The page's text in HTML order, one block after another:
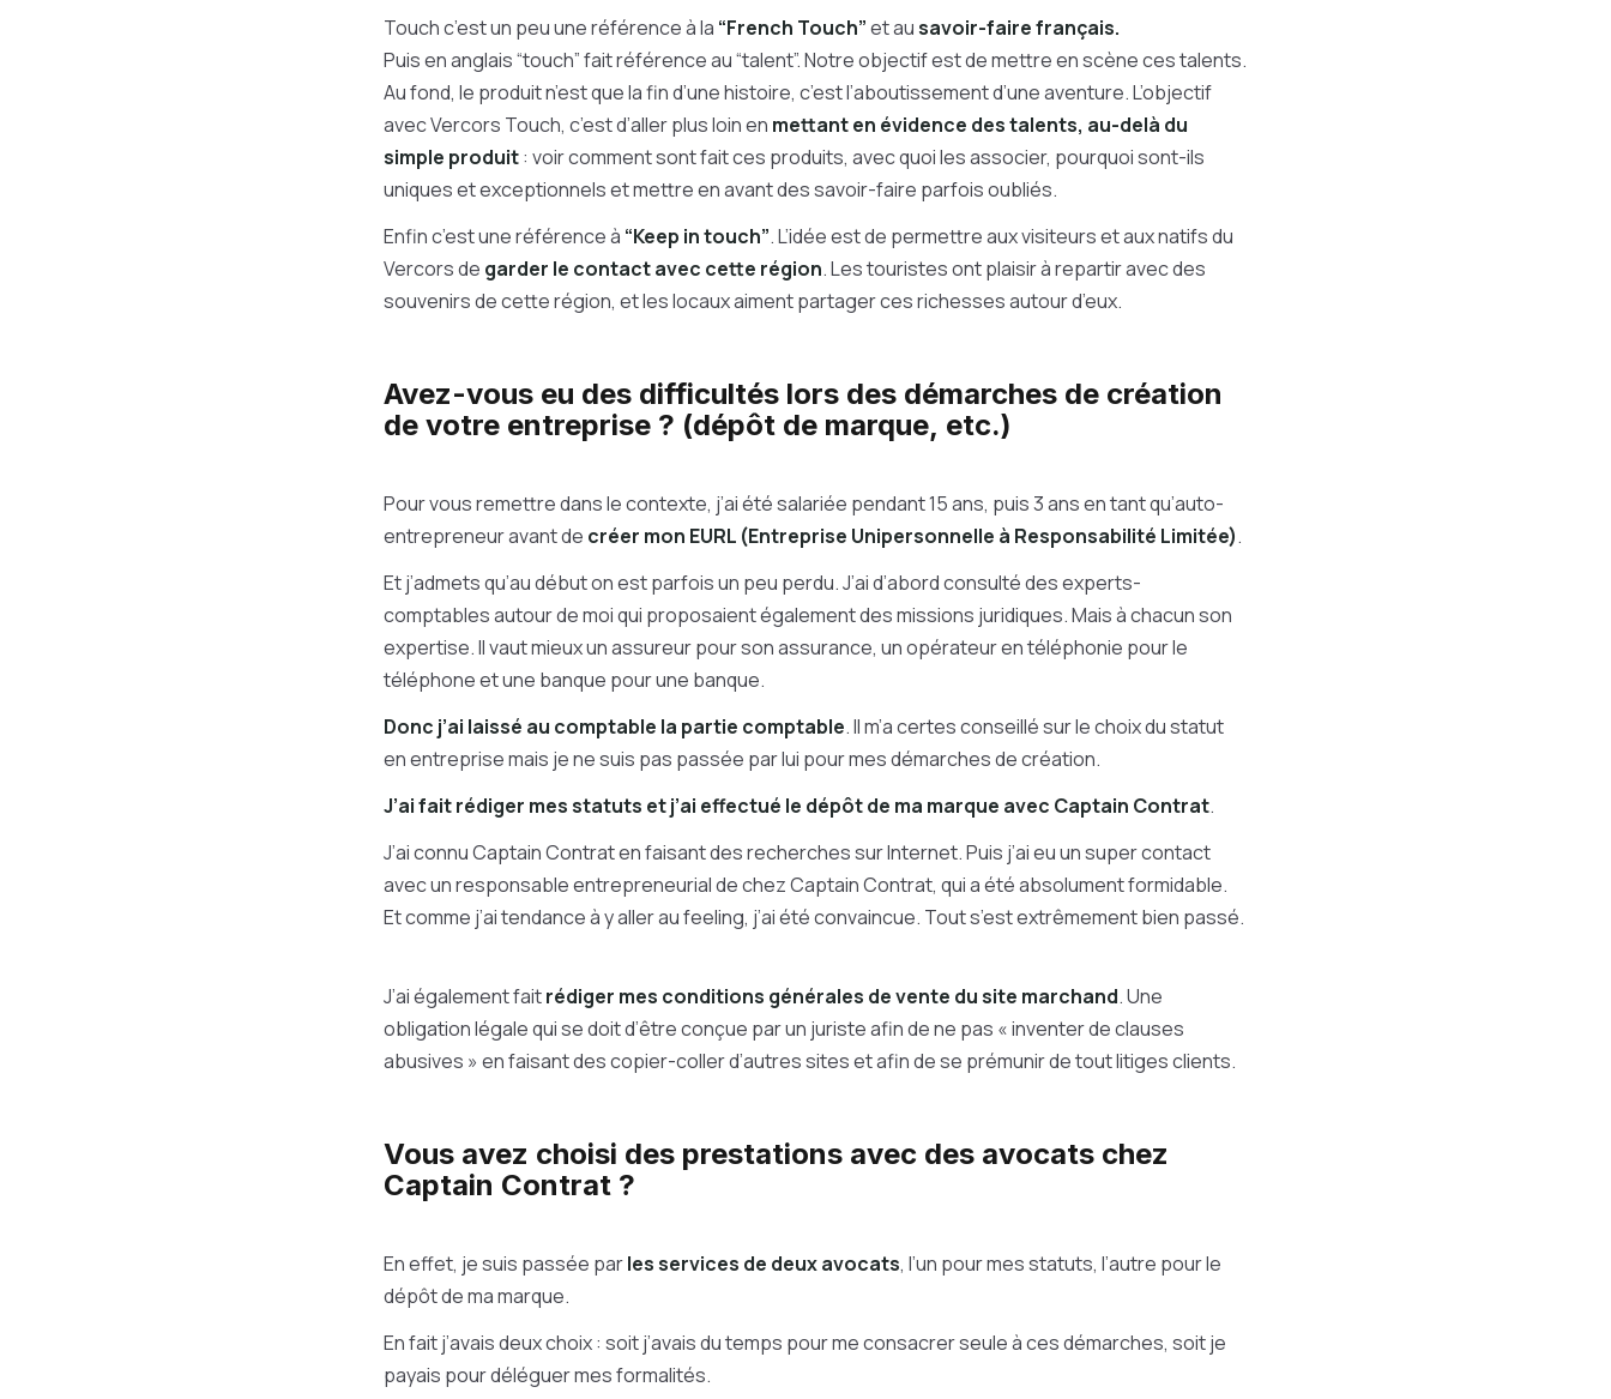
Touch c’est un peu une référence à la “French Touch”et ausavoir-faire français.
Puis en anglais “touch” fait référence au “talent”. Notre objectif est de mettre en scène ces talents.
Au fond, le produit n’est que la fin d’une histoire, c’est l’aboutissement d’une aventure. L’objectif
avec Vercors Touch, c’est d’aller plus loin en mettant en évidence des talents, au-delà du
simple produit: voir comment sont fait ces produits, avec quoi les associer, pourquoi sont-ils
uniques et exceptionnels et mettre en avant des savoir-faire parfois oubliés.
Enfin c’est une référence à “Keep in touch”. L’idée est de permettre aux visiteurs et aux natifs du
Vercors de garder le contact avec cette région. Les touristes ont plaisir à repartir avec des
souvenirs de cette région, et les locaux aiment partager ces richesses autour d’eux.
Avez-vous eu des difficultés lors des démarches de création
de votre entreprise ? (dépôt de marque, etc.)
Pour vous remettre dans le contexte, j’ai été salariée pendant 15 ans, puis 3 ans en tant qu’auto-
entrepreneur avant de créer mon EURL (Entreprise Unipersonnelle à Responsabilité Limitée).
Et j’admets qu’au début on est parfois un peu perdu. J’ai d’abord consulté des experts-
comptables autour de moi qui proposaient également des missions juridiques. Mais à chacun son
expertise. Il vaut mieux un assureur pour son assurance, un opérateur en téléphonie pour le
téléphone et une banque pour une banque.
Donc j’ai laissé au comptable la partie comptable. Il m’a certes conseillé sur le choix du statut
en entreprise mais je ne suis pas passée par lui pour mes démarches de création.
J’ai fait rédiger mes statuts et j’ai effectué le dépôt de ma marque avec Captain Contrat.
J’ai connu Captain Contrat en faisant des recherches sur Internet. Puis j’ai eu un super contact
avec un responsable entrepreneurial de chez Captain Contrat, qui a été absolument formidable.
Et comme j’ai tendance à y aller au feeling, j’ai été convaincue. Tout s’est extrêmement bien passé.
J’ai également faitrédiger mes conditions générales de vente du site marchand. Une
obligation légale qui se doit d’être conçue par un juriste afin de ne pas « inventer de clauses
abusives » en faisant des copier-coller d’autres sites et afin de se prémunir de tout litiges clients.
Vous avez choisi des prestations avec des avocats chez
Captain Contrat ?
En effet, je suis passée parles services de deux avocats, l’un pour mes statuts, l’autre pour le
dépôt de ma marque.
En fait j’avais deux choix : soit j’avais du temps pour me consacrer seule à ces démarches, soit je
payais pour déléguer mes formalités.